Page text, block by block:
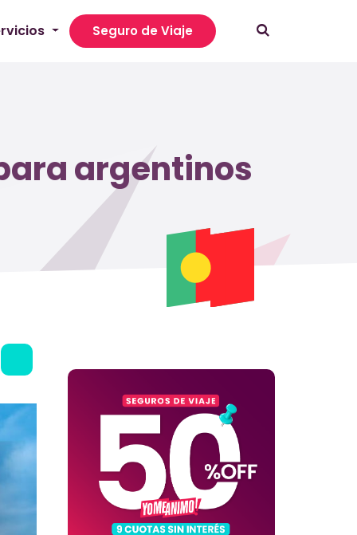
Seguro de Viaje
argentinos